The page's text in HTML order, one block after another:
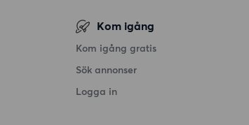
Kom igång
Kom igång gratis
Sök annonser
Logga in